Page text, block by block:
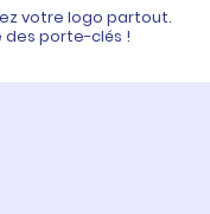
votre logo partout.
des porte-clés !